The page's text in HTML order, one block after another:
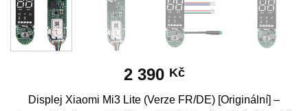
2 390 Kč
Displej Xiaomi Mi3 Lite (Verze FR/DE) [Originální] –